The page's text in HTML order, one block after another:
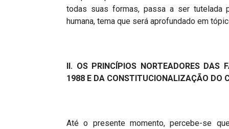
todas suas formas, passa a ser tutelada
humana, tema que será aprofundado em
II. OS PRINCÍPIOS NORTEADORES DAS
1988 E DA CONSTITUCIONALIZAÇÃO DO
Até o presente momento, percebe-se